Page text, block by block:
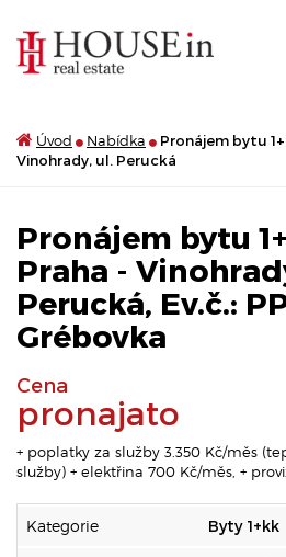
Úvod Nabídka
Pronájem bytu
Vinohrady, ul. Perucká
Pronájem bytu
Praha -
Perucká, Ev.č.:
Grébovka
Cena
pronajato
+ poplatky za služby 3.350 Kč/měs
služby) + elektřina 700 Kč/měs, +
Kategorie Byty 1+kk